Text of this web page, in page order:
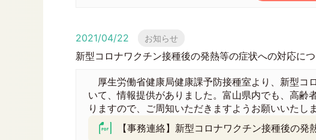
2021/04/22 お知らせ
新型コロナワクチン接種後の発熱等の症状への対応に
厚生労働省健康局健康課予防接種室より、新型コ
いて、情報提供がありました。富山県内でも、高齢
りますので、ご周知いただきますようお願いいたしま
【事務連絡】新型コロナワクチン接種後の発